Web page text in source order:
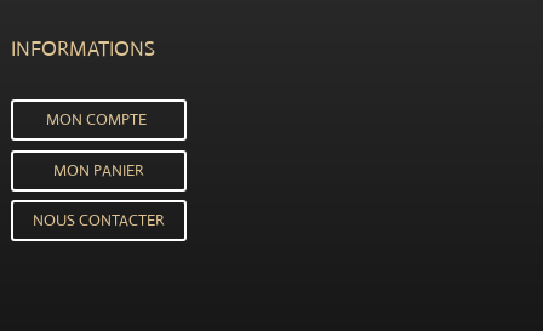
INFORMATIONS
MON COMPTE
MON PANIER
NOUS CONTACTER